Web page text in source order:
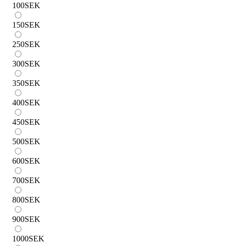
100SEK
150SEK
250SEK
300SEK
350SEK
400SEK
450SEK
500SEK
600SEK
700SEK
800SEK
900SEK
1000SEK